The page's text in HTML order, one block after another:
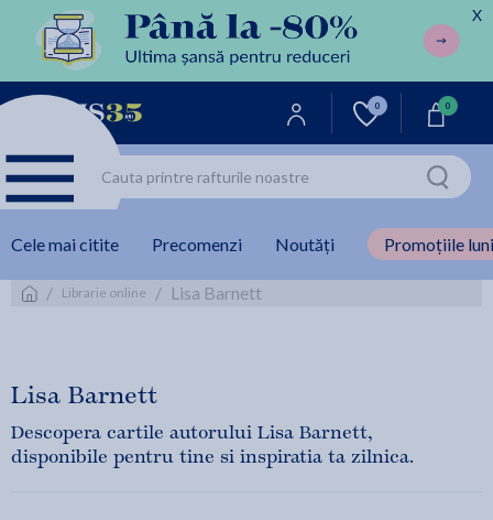
X
0 0
Cele mai citite Precomenzi Noutăți Promoțiile
/ Librarie online / Lisa Barnett
Lisa Barnett
Descopera cartile autorului Lisa Barnett,
disponibile pentru tine si inspiratia ta zilnica.